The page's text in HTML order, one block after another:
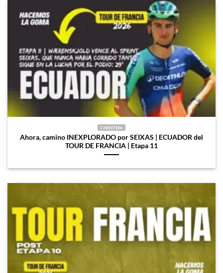
CARRETERA
Ahora, camino INEXPLORADO por SEIXAS | ECUADOR del
TOUR DE FRANCIA | Etapa 11